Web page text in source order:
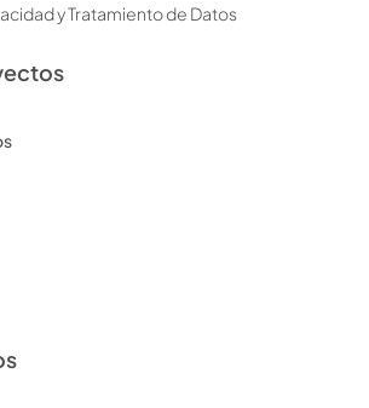
y Tratamiento de Datos